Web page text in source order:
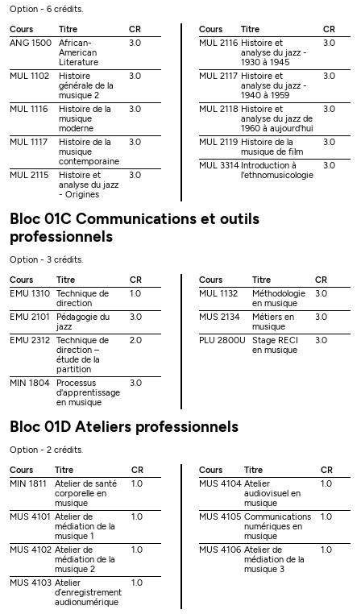
Option - 6 crédits.
Cours
Titre
CR
ANG 1500
African-
American
Literature
3.0
MUL 1102
Histoire
générale de la
musique 2
3.0
MUL 1116
Histoire de la
musique
moderne
3.0
MUL 1117
Histoire de la
musique
contemporaine
3.0
MUL 2115
Histoire et
analyse du jazz
- Origines
3.0
Cours Titre
CR
MUL 2116 Histoire et
analyse du jazz -
1930 à 1945
3.0
MUL 2117 Histoire et
analyse du jazz -
1940 à 1959
3.0
MUL 2118 Histoire et
analyse du jazz de
1960 à aujourd'hui
3.0
MUL 2119 Histoire de la
musique de film
3.0
MUL 3314 Introduction à
l'ethnomusicologie
3.0
Bloc 01C Communications et outils
professionnels
Option - 3 crédits.
Cours
Titre
CR
EMU 1310
Technique de
direction
1.0
EMU 2101
Pédagogie du
jazz
3.0
EMU 2312
Technique de
direction –
étude de la
partition
2.0
MIN 1804
Processus
d'apprentissage
en musique
3.0
Cours Titre
CR
MUL 1132
Méthodologie
en musique
3.0
MUS 2134
Métiers en
musique
3.0
PLU 2800U
Stage RECI
en musique
3.0
Bloc 01D Ateliers professionnels
Option - 2 crédits.
Cours
Titre
CR
MIN 1811
Atelier de santé
corporelle en
musique
1.0
MUS 4101 Atelier de
médiation de la
musique 1
1.0
MUS 4102 Atelier de
médiation de la
musique 2
1.0
MUS 4103 Atelier
d’enregistrement
audionumérique
1.0
Cours Titre
CR
MUS 4104 Atelier
audiovisuel en
musique
1.0
MUS 4105 Communications
numériques en
musique
1.0
MUS 4106 Atelier de
médiation de la
musique 3
1.0